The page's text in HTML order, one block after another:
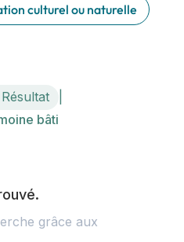
culturel ou naturelle